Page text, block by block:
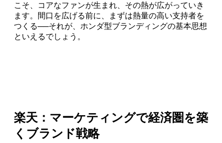
こそ、コアなファンが生まれ、その熱が広がっていき
ます。間口を広げる前に、まずは熱量の高い支持者を
つくる──それが、ホンダ型ブランディングの基本思想
といえるでしょう。
楽天：マーケティングで経済圏を築
くブランド戦略